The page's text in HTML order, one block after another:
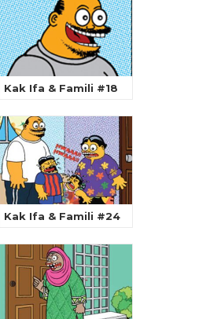
Kak Ifa & Famili #18
Kak Ifa & Famili #24